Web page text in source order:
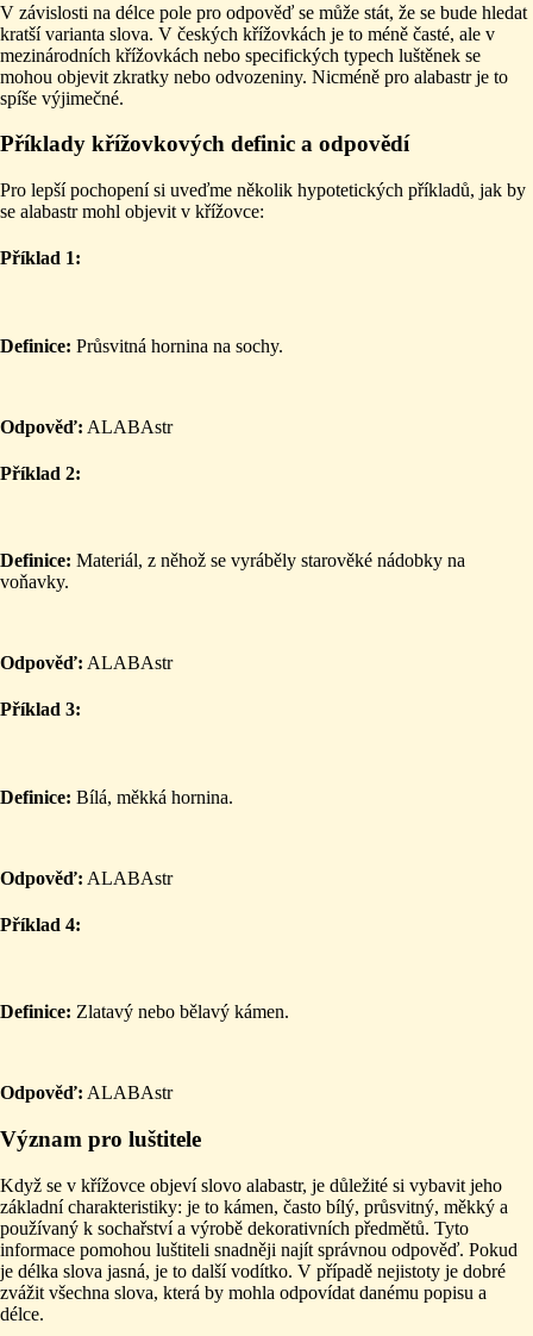
V závislosti na délce pole pro odpověď se může stát, že se bude hledat
kratší varianta slova. V českých křížovkách je to méně časté, ale v
mezinárodních křížovkách nebo specifických typech luštěnek se
mohou objevit zkratky nebo odvozeniny. Nicméně pro alabastr je to
spíše výjimečné.
Příklady křížovkových definic a odpovědí
Pro lepší pochopení si uveďme několik hypotetických příkladů, jak by
se alabastr mohl objevit v křížovce:
Příklad 1:
Definice: Průsvitná hornina na sochy.
Odpověď: ALABAstr
Příklad 2:
Definice: Materiál, z něhož se vyráběly starověké nádobky na
voňavky.
Odpověď: ALABAstr
Příklad 3:
Definice: Bílá, měkká hornina.
Odpověď: ALABAstr
Příklad 4:
Definice: Zlatavý nebo bělavý kámen.
Odpověď: ALABAstr
Význam pro luštitele
Když se v křížovce objeví slovo alabastr, je důležité si vybavit jeho
základní charakteristiky: je to kámen, často bílý, průsvitný, měkký a
používaný k sochařství a výrobě dekorativních předmětů. Tyto
informace pomohou luštiteli snadněji najít správnou odpověď. Pokud
je délka slova jasná, je to další vodítko. V případě nejistoty je dobré
zvážit všechna slova, která by mohla odpovídat danému popisu a
délce.